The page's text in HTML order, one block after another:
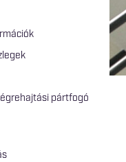
pártfogó